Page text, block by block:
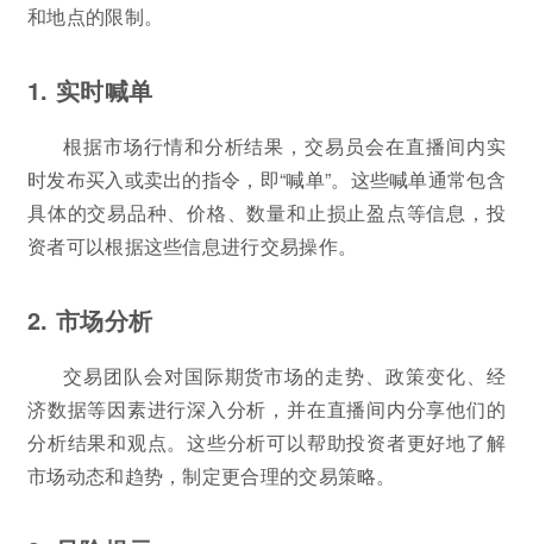
和地点的限制。
1. 实时喊单
根据市场行情和分析结果，交易员会在直播间内实
时发布买入或卖出的指令，即“喊单”。这些喊单通常包含
具体的交易品种、价格、数量和止损止盈点等信息，投
资者可以根据这些信息进行交易操作。
2. 市场分析
交易团队会对国际期货市场的走势、政策变化、经
济数据等因素进行深入分析，并在直播间内分享他们的
分析结果和观点。这些分析可以帮助投资者更好地了解
市场动态和趋势，制定更合理的交易策略。